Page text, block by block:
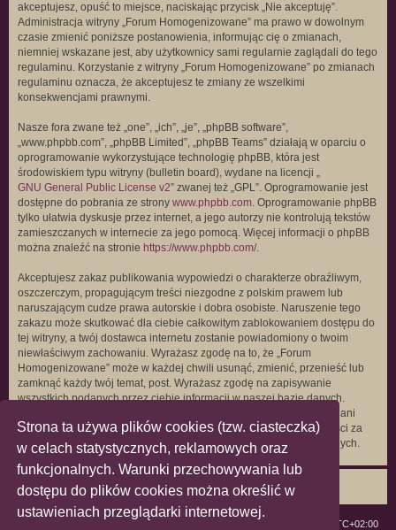
Strona ta używa plików cookies (tzw. ciasteczka)
w celach statystycznych, reklamowych oraz
funkcjonalnych. Warunki przechowywania lub
dostępu do plików cookies można określić w
ustawieniach przeglądarki internetowej.
akceptujesz, opuść to miejsce, naciskając przycisk „Nie akceptuję”.
Administracja witryny „Forum Homogenizowane” ma prawo w dowolnym
czasie zmienić poniższe postanowienia, informując cię o zmianach,
niemniej wskazane jest, aby użytkownicy sami regularnie zaglądali do tego
regulaminu. Korzystanie z witryny „Forum Homogenizowane” po zmianach
regulaminu oznacza, że akceptujesz te zmiany ze wszelkimi
konsekwencjami prawnymi.
Nasze fora zwane też „one”, „ich”, „je”, „phpBB software”,
„www.phpbb.com”, „phpBB Limited”, „phpBB Teams” działają w oparciu o
oprogramowanie wykorzystujące technologię phpBB, która jest
środowiskiem typu witryny (bulletin board), wydane na licencji „
GNU General Public License v2” zwanej też „GPL”. Oprogramowanie jest
dostępne do pobrania ze strony www.phpbb.com. Oprogramowanie phpBB
tylko ułatwia dyskusje przez internet, a jego autorzy nie kontrolują tekstów
zamieszczanych w internecie za jego pomocą. Więcej informacji o phpBB
można znaleźć na stronie https://www.phpbb.com/.
Akceptujesz zakaz publikowania wypowiedzi o charakterze obraźliwym,
oszczerczym, propagującym treści niezgodne z polskim prawem lub
naruszającym cudze prawa autorskie i dobra osobiste. Naruszenie tego
zakazu może skutkować dla ciebie całkowitym zablokowaniem dostępu do
tej witryny, a twój dostawca internetu zostanie powiadomiony o twoim
niewłaściwym zachowaniu. Wyrażasz zgodę na to, że „Forum
Homogenizowane” może w każdej chwili usunąć, zmienić, przenieść lub
zamknąć każdy twój temat, post. Wyrażasz zgodę na zapisywanie
wszystkich podanych przez ciebie informacji w naszej bazie danych.
Informacje te nie będą przekazywane nikomu bez twojej zgody, ale ani
„Forum Homogenizowane”, ani phpBB nie ponosi odpowiedzialności za
włamania do witryny, podczas których może dojść do kradzieży danych.
UTC+02:00